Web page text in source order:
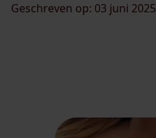
Geschreven op: 03 juni 2025